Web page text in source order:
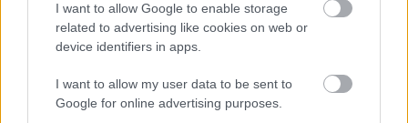
I want to allow Google to enable storage
related to advertising like cookies on web or
device identifiers in apps.
I want to allow my user data to be sent to
Google for online advertising purposes.